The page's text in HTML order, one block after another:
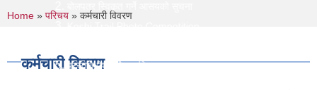
प्रस्ताव पेश गर्ने सम्बन्धि सुचना ।।
You are here
Home » परिचय » कर्मचारी विवरण
कर्मचारी विवरण